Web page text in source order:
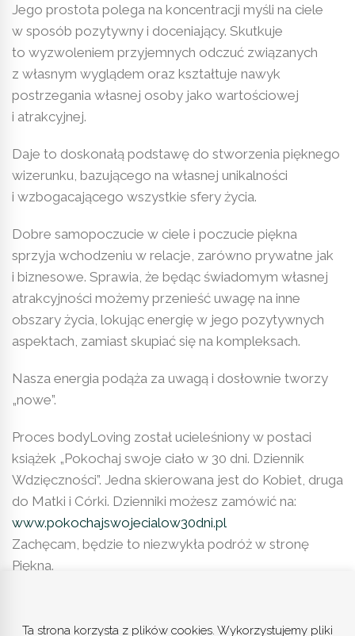
Jego prostota polega na koncentracji myśli na ciele
w sposób pozytywny i doceniający. Skutkuje
to wyzwoleniem przyjemnych odczuć związanych
z własnym wyglądem oraz kształtuje nawyk
postrzegania własnej osoby jako wartościowej
i atrakcyjnej.
Daje to doskonałą podstawę do stworzenia pięknego
wizerunku, bazującego na własnej unikalności
i wzbogacającego wszystkie sfery życia.
Dobre samopoczucie w ciele i poczucie piękna
sprzyja wchodzeniu w relacje, zarówno prywatne jak
i biznesowe. Sprawia, że będąc świadomym własnej
atrakcyjności możemy przenieść uwagę na inne
obszary życia, lokując energię w jego pozytywnych
aspektach, zamiast skupiać się na kompleksach.
Nasza energia podąża za uwagą i dosłownie tworzy
„nowe”.
Proces bodyLoving został ucieleśniony w postaci
książek „Pokochaj swoje ciało w 30 dni. Dziennik
Wdzięczności”. Jedna skierowana jest do Kobiet, druga
do Matki i Córki. Dzienniki możesz zamówić na:
www.pokochajswojecialow30dni.pl
Zachęcam, będzie to niezwykła podróż w stronę
Piękna.
Ta strona korzysta z plików cookies. Wykorzystujemy pliki